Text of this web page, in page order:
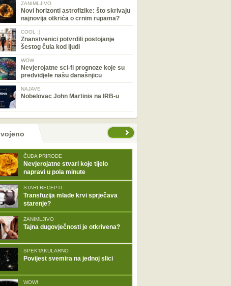
ZANIMLJIVO
Novi horizonti astrofizike: što skrivaju
najnovija otkrića o crnim rupama?
COOL ;)
Znanstvenici potvrdili postojanje
šestog čula kod ljudi
WOW
Nevjerojatne sci-fi prognoze koje su
predvidjele našu današnjicu
NAJAVE
Nobelovac John Martinis na IRB-u
ČUDA PRIRODE
Nevjerojatne stvari koje tijelo
napravi u pola minute
STARI RECEPTI
Transfuzija mlade krvi sprječava
starenje?
ZANIMLJIVO
Tajna dugovječnosti je otkrivena?
SPEKTAKULARNO
Povijest svemira na jednoj slici
WOW!